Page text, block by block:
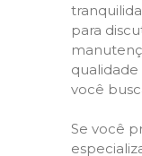
para
você
Se você